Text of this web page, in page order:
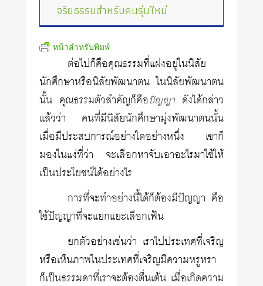
จริยธรรมสำหรับคนรุ่นใหม่
หน้าสำหรับพิมพ์
ต่อไปก็คือคุณธรรมที่แฝงอยู่ในนิสัย
นักศึกษาหรือนิสัยพัฒนาตน ในนิสัยพัฒนาตน
นั้น คุณธรรมตัวสำคัญก็คือปัญญาดังได้กล่าว
แล้วว่า คนที่มีนิสัยนักศึกษามุ่งพัฒนาตนนั้น
เมื่อมีประสบการณ์อย่างใดอย่างหนึ่ง เขาก็
มองในแง่ที่ว่า จะเลือกหาจับเอาอะไรมาใช้ให้
เป็นประโยชน์ได้อย่างไร
การที่จะทำอย่างนี้ได้ก็ต้องมีปัญญา คือ
ใช้ปัญญาที่จะแยกแยะเลือกเฟ้น
ยกตัวอย่างเช่นว่า เราไปประเทศที่เจริญ
หรือเห็นภาพในประเทศที่เจริญมีความหรูหรา
ก็เป็นธรรมดาที่เราจะต้องตื่นเต้น เมื่อเกิดความ